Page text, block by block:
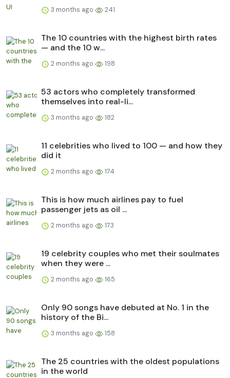
3 months ago 241
The 10 countries with the highest birth rates
— and the 10 w...
2 months ago 198
53 actors who completely transformed
themselves into real-li...
3 months ago 182
11 celebrities who lived to 100 — and how they
did it
2 months ago 174
This is how much airlines pay to fuel
passenger jets as oil ...
2 months ago 173
19 celebrity couples who met their soulmates
when they were ...
2 months ago 165
Only 90 songs have debuted at No. 1 in the
history of the Bi...
3 months ago 158
The 25 countries with the oldest populations
in the world